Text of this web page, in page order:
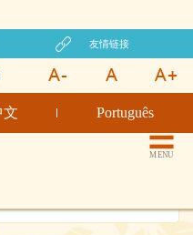
友情链接
文 Português
MENU